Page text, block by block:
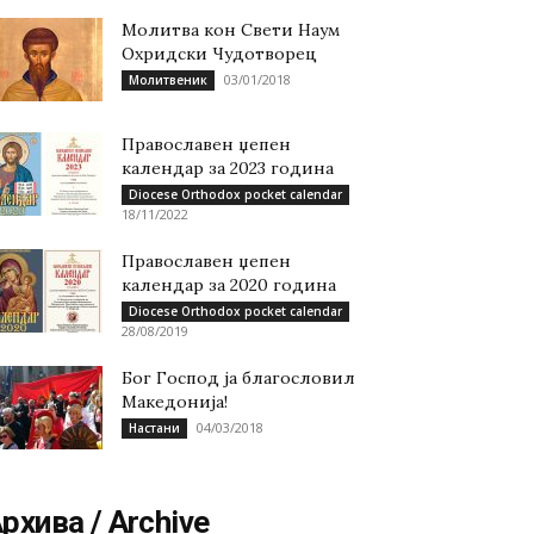
Молитва кон Свети Наум
Охридски Чудотворец
Молитвеник 03/01/2018
Православен џепен
календар за 2023 година
Diocese Orthodox pocket calendar
18/11/2022
Православен џепен
календар за 2020 година
Diocese Orthodox pocket calendar
28/08/2019
Бог Господ ја благословил
Македонија!
Настани 04/03/2018
/ Archive